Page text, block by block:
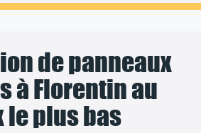
de panneaux
à Florentin au
le plus bas